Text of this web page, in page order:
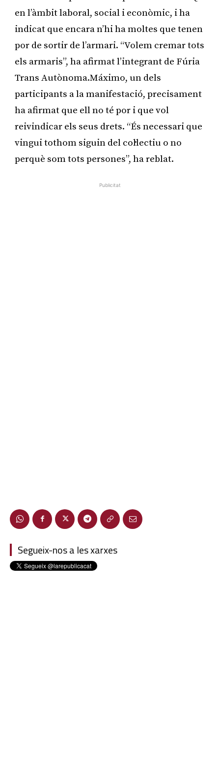
en l’àmbit laboral, social i econòmic, i ha
indicat que encara n’hi ha moltes que tenen
por de sortir de l’armari. “Volem cremar tots
els armaris”, ha afirmat l’integrant de Fúria
Trans Autònoma.Máximo, un dels
participants a la manifestació, precisament
ha afirmat que ell no té por i que vol
reivindicar els seus drets. “És necessari que
vingui tothom siguin del col·lectiu o no
perquè som tots persones”, ha reblat.
Publicitat
Segueix-nos a les xarxes